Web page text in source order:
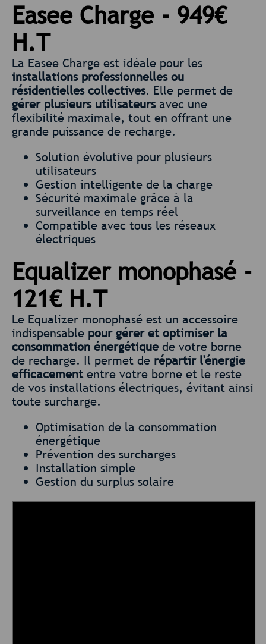
Easee Charge - 949€
H.T
La Easee Charge est idéale pour les
installations professionnelles ou
résidentielles collectives. Elle permet de
gérer plusieurs utilisateursavec une
flexibilité maximale, tout en offrant une
grande puissance de recharge.
Solution évolutive pour plusieurs
utilisateurs
Gestion intelligente de la charge
Sécurité maximale grâce à la
surveillance en temps réel
Compatible avec tous les réseaux
électriques
Equalizer monophasé -
121€ H.T
Le Equalizer monophasé est un accessoire
indispensable pour gérer et optimiser la
consommation énergétique de votre borne
de recharge. Il permet de répartir l'énergie
efficacemententre votre borne et le reste
de vos installations électriques, évitant ainsi
toute surcharge.
Optimisation de la consommation
énergétique
Prévention des surcharges
Installation simple
Gestion du surplus solaire